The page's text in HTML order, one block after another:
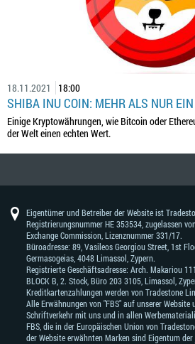
18.11.2021 18:00
SHIBA INU COIN: MEHR ALS NUR EIN
Einige Kryptowährungen, wie Bitcoin oder
der Welt einen echten Wert.
Eigentümer und Betreiber der Website ist
Registrierungsnummer HE 353534, zugelassen
Exchange Commission, Lizenznummer 331/17.
Büroadresse: 89, Vasileos Georgiou Street, 1st
Germasogeias, 4048 Limassol, Zypern.
Registrierte Geschäftsadresse: Arch. Makariou 111
BLOCK В, 2. Stock, Büro 203 3105, Limassol,
Kreditkartenzahlungen werden von Tradestone
Alle Erwähnungen von "FBS" auf unserer
Schriftverkehr mit uns und in allen
FBS, die in der Europäischen Union von
der Website erwähnten Marken sind Eigentum